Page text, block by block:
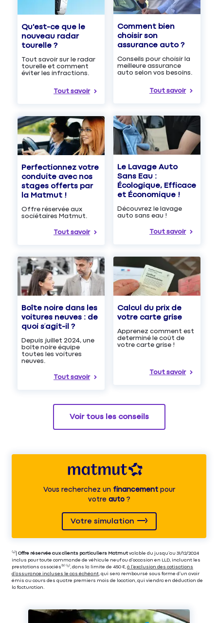
Qu'est-ce que le
nouveau radar
tourelle ?
Tout savoir sur le radar
tourelle et comment
éviter les infractions.
Tout savoir
Comment bien
choisir son
assurance auto ?
Conseils pour choisir la
meilleure assurance
auto selon vos besoins.
Tout savoir
Perfectionnez votre
conduite avec nos
stages offerts par
la Matmut !
Offre réservée aux
sociétaires Matmut.
Tout savoir
Le Lavage Auto
Sans Eau :
Écologique, Efficace
et Économique !
Découvrez le lavage
auto sans eau !
Tout savoir
Boîte noire dans les
voitures neuves : de
quoi s’agit-il ?
Depuis juillet 2024, une
boîte noire équipe
toutes les voitures
neuves.
Tout savoir
Calcul du prix de
votre carte grise
Apprenez comment est
determiné le coût de
votre carte grise !
Tout savoir
Voir tous les conseils
Vous recherchez unfinancementpour
votre auto?
Votre simulation
⁽⁴⁾| Offre réservée aux clients particuliers Matmut valable du jusqu’au 31/12/2024
inclus pour toute commande de véhicule neuf ou d’occasion en LLD, incluant les
prestations associés⁽³⁾ ⁽⁵⁾, dans la limite de 450 €, à l’exclusion des cotisations
d’assurance incluses le cas échéant , qui sera remboursé sous forme d’un avoir
émis au cours des quatre premiers mois de location, qui viendra en déduction de
la facturation.